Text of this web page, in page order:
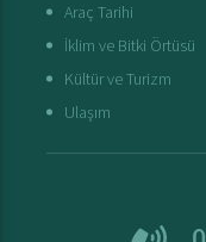
Araç Tarihi
İklim ve Bitki Örtüsü
Kültür ve Turizm
Ulaşım